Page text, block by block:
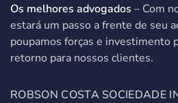
Os melhores advogados – Com
estará um passo a frente de seu
poupamos forças e investimento
retorno para nossos clientes.
ROBSON COSTA SOCIEDADE